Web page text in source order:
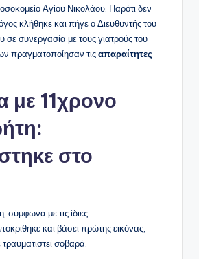
Αγίου Νικολάου. Παρότι δεν
κλήθηκε και πήγε ο Διευθυντής του
σε συνεργασία με τους γιατρούς του
πραγματοποίησαν τιςαπαραίτητες
με 11χρονο
στο
σύμφωνα με τις ίδιες
και βάσει πρώτης εικόνας,
σοβαρά.